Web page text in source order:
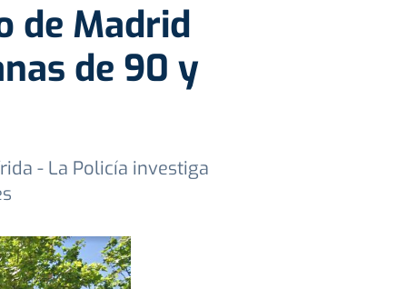
de Madrid
de 90 y
- La Policía investiga